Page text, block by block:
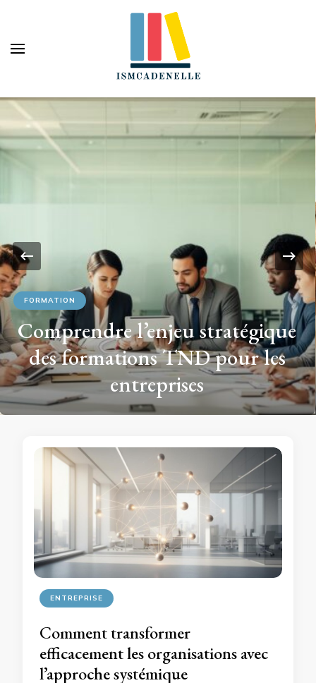
Ismcadenelle
Votre conseiller éducation
FORMATION
Comprendre l’enjeu stratégique
des formations TND pour les
entreprises
ENTREPRISE
Comment transformer
efficacement les organisations avec
l’approche systémique